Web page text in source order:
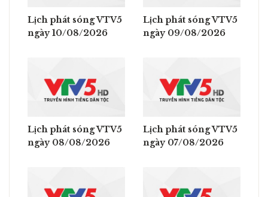
Lịch phát sóng VTV5
ngày 10/08/2026
Lịch phát sóng VTV5
ngày 09/08/2026
Lịch phát sóng VTV5
ngày 08/08/2026
Lịch phát sóng VTV5
ngày 07/08/2026